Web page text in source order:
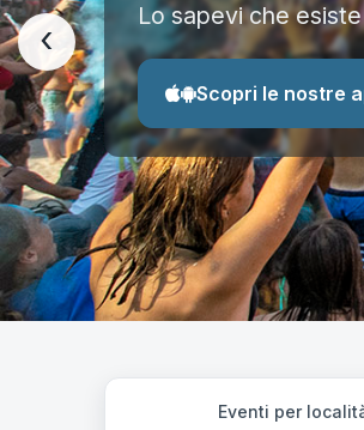
Lo sapevi che
Scopri le nostre
‹
Eventi per